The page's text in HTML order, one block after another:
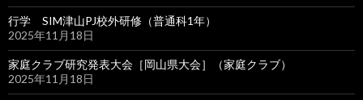
行学 SIM津山PJ校外研修（普通科1年）
2025年11月18日
家庭クラブ研究発表大会［岡山県大会］（家庭クラブ）
2025年11月18日